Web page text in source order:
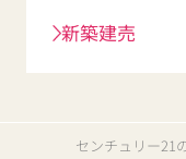
新築建売
センチュリー21